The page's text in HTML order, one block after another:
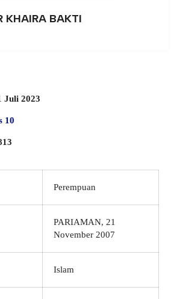
KHAIRA BAKTI
Juli 2023
10
Perempuan
PARIAMAN, 21
November 2007
Islam